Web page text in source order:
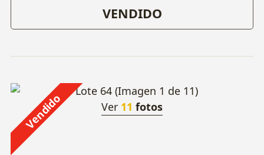
VENDIDO
Vendido Ver 11 fotos